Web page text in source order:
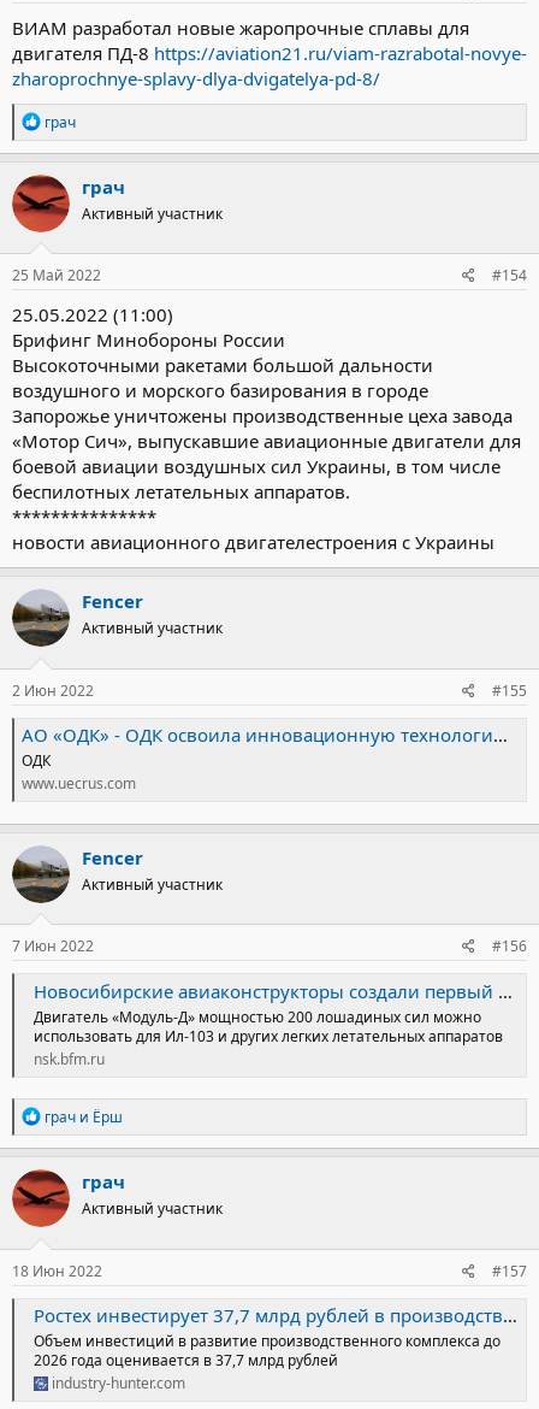
ВИАМ разработал новые жаропрочные сплавы для
двигателя ПД-8 https://aviation21.ru/viam-razrabotal-novye-
zharoprochnye-splavy-dlya-dvigatelya-pd-8/
Р
е
а
к
ц
и
и
:
грач
грач
Активный участник
25 Май 2022 #154
25.05.2022 (11:00)
Брифинг Минобороны России
Высокоточными ракетами большой дальности
воздушного и морского базирования в городе
Запорожье уничтожены производственные цеха завода
«Мотор Сич», выпускавшие авиационные двигатели для
боевой авиации воздушных сил Украины, в том числе
беспилотных летательных аппаратов.
***************
новости авиационного двигателестроения с Украины
Fencer
Активный участник
2 Июн 2022 #155
АО «ОДК» - ОДК освоила инновационную технологию производства деталей для авиадвигателей
ОДК
www.uecrus.com
Fencer
Активный участник
7 Июн 2022 #156
Новосибирские авиаконструкторы создали первый в мире алюминиевый двигатель для самолетов
Двигатель «Модуль-Д» мощностью 200 лошадиных сил можно
использовать для Ил-103 и других легких летательных аппаратов
nsk.bfm.ru
Р
е
а
к
ц
и
и
:
грач и Ёрш
грач
Активный участник
18 Июн 2022 #157
Ростех инвестирует 37,7 млрд рублей в производство авиадвигателей - новости электроники
Объем инвестиций в развитие производственного комплекса до
2026 года оценивается в 37,7 млрд рублей
industry-hunter.com